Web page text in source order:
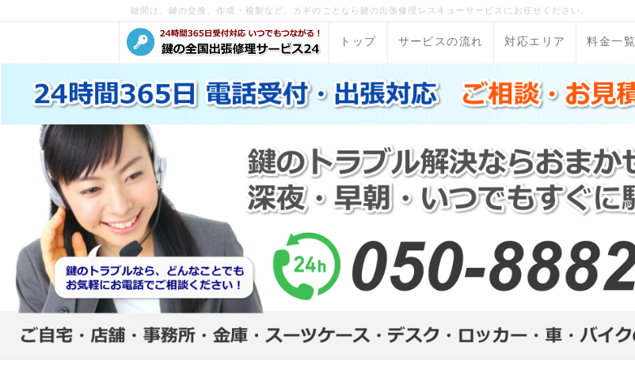
鍵開け、鍵の交換、作成・複製など、カギのことなら鍵の出張修理レスキューサービスにお任せください。
トップ サービスの流れ 対応エリア 料金一覧